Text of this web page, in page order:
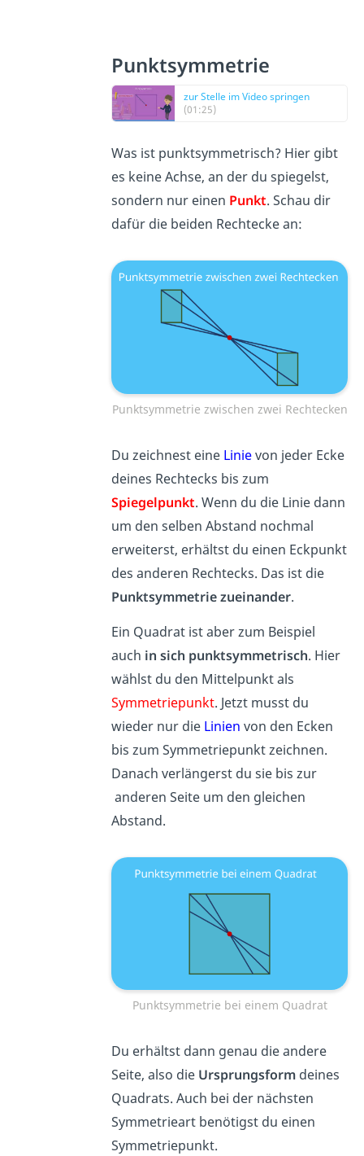
Punktsymmetrie
zur Stelle im Video springen
(01:25)
Was ist punktsymmetrisch? Hier gibt
es keine Achse, an der du spiegelst,
sondern nur einen Punkt. Schau dir
dafür die beiden Rechtecke an:
Punktsymmetrie zwischen zwei Rechtecken
Du zeichnest eine Linievon jeder Ecke
deines Rechtecks bis zum
Spiegelpunkt. Wenn du die Linie dann
um den selben Abstand nochmal
erweiterst, erhältst du einen Eckpunkt
des anderen Rechtecks. Das ist die
Punktsymmetrie zueinander.
Ein Quadrat ist aber zum Beispiel
auch in sich punktsymmetrisch. Hier
wählst du den Mittelpunkt als
Symmetriepunkt. Jetzt musst du
wieder nur die Linien von den Ecken
bis zum Symmetriepunkt zeichnen.
Danach verlängerst du sie bis zur
anderen Seite um den gleichen
Abstand.
Punktsymmetrie bei einem Quadrat
Du erhältst dann genau die andere
Seite, also die Ursprungsform deines
Quadrats. Auch bei der nächsten
Symmetrieart benötigst du einen
Symmetriepunkt.